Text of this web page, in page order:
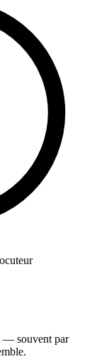
— souvent par